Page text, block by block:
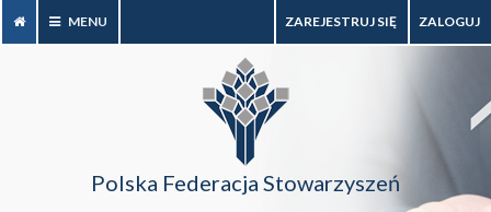
MENU ZALOGUJ
ZAREJESTRUJ SIĘ
Polska Federacja Stowarzyszeń